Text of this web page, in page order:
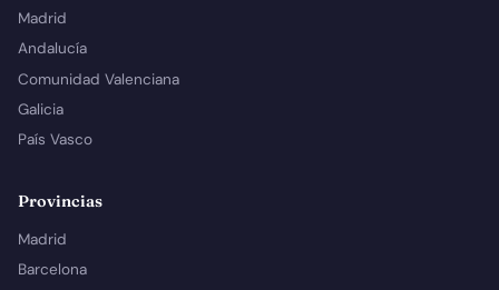
Madrid
Andalucía
Comunidad Valenciana
Galicia
País Vasco
Provincias
Madrid
Barcelona